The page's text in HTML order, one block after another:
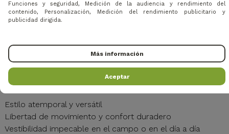
Popelina elástica con aspecto de algodón
Propiedades antibacterianas
Protección UV integrada
Corte slim favorecedor
Confort y transpirabilidad durante todo el día
Puntos fuertes
Estilo atemporal y versátil
Libertad de movimiento y confort duradero
Vestibilidad impecable en el campo o en el día a día
Funciones y seguridad, Medición de la audiencia y rendimiento del
contenido, Personalización, Medición del rendimiento publicitario y
publicidad dirigida.
Más información
Aceptar